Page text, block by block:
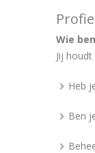
Wie
Jij
Heb
Ben